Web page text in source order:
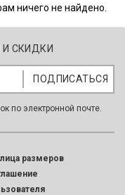
ничего не найдено.
СКИДКИ
по электронной почте.
размеров